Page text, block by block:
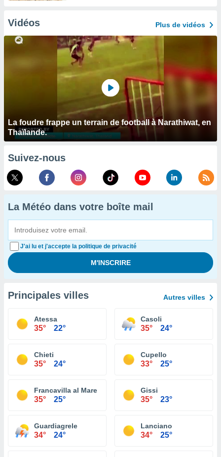
Vidéos Plus de vidéos
La foudre frappe un terrain de football à Narathiwat, en
Thaïlande.
Suivez-nous
La Météo dans votre boîte mail
J'ai lu et j'accepte la politique de privacité
Principales villes Autres villes
Atessa
35° 22°
Casoli
35° 24°
Chieti
35° 24°
Cupello
33° 25°
Francavilla al Mare
35° 25°
Gissi
35° 23°
Guardiagrele
34° 24°
Lanciano
34° 25°